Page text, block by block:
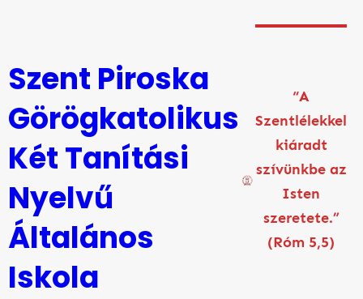
Szent Piroska
Görögkatolikus
Két Tanítási
Nyelvű
Általános
Iskola
“A
Szentlélekkel
kiáradt
szívünkbe az
Isten
szeretete.”
(Róm 5,5)